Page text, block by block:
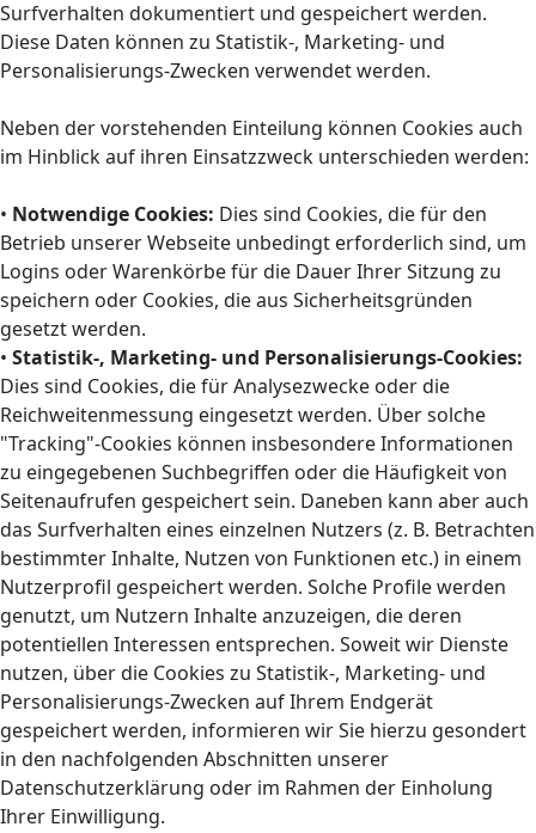
Surfverhalten dokumentiert und gespeichert werden.
Diese Daten können zu Statistik-, Marketing- und
Personalisierungs-Zwecken verwendet werden.
Neben der vorstehenden Einteilung können Cookies auch
im Hinblick auf ihren Einsatzzweck unterschieden werden:
• Notwendige Cookies: Dies sind Cookies, die für den
Betrieb unserer Webseite unbedingt erforderlich sind, um
Logins oder Warenkörbe für die Dauer Ihrer Sitzung zu
speichern oder Cookies, die aus Sicherheitsgründen
gesetzt werden.
• Statistik-, Marketing- und Personalisierungs-Cookies:
Dies sind Cookies, die für Analysezwecke oder die
Reichweitenmessung eingesetzt werden. Über solche
"Tracking"-Cookies können insbesondere Informationen
zu eingegebenen Suchbegriffen oder die Häufigkeit von
Seitenaufrufen gespeichert sein. Daneben kann aber auch
das Surfverhalten eines einzelnen Nutzers (z. B. Betrachten
bestimmter Inhalte, Nutzen von Funktionen etc.) in einem
Nutzerprofil gespeichert werden. Solche Profile werden
genutzt, um Nutzern Inhalte anzuzeigen, die deren
potentiellen Interessen entsprechen. Soweit wir Dienste
nutzen, über die Cookies zu Statistik-, Marketing- und
Personalisierungs-Zwecken auf Ihrem Endgerät
gespeichert werden, informieren wir Sie hierzu gesondert
in den nachfolgenden Abschnitten unserer
Datenschutzerklärung oder im Rahmen der Einholung
Ihrer Einwilligung.